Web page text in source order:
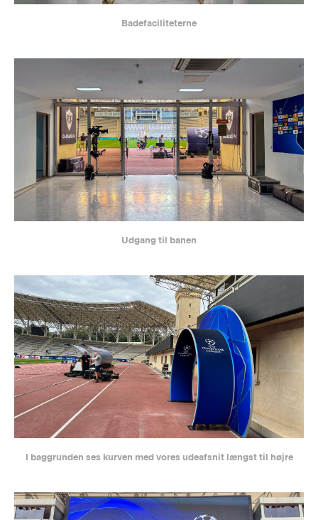
Badefaciliteterne
Udgang til banen
I baggrunden ses kurven med vores udeafsnit længst til højre